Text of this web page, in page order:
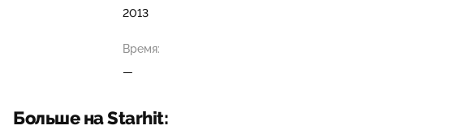
2013
Время:
—
Больше на Starhit: